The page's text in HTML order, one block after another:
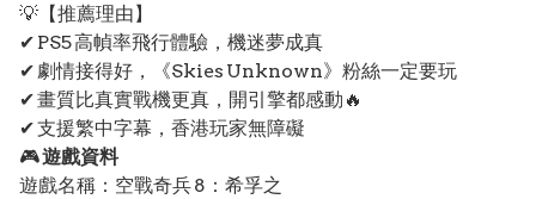
💡【推薦理由】
✔ PS5 高幀率飛行體驗，機迷夢成真
✔ 劇情接得好，《Skies Unknown》粉絲一定要玩
✔ 畫質比真實戰機更真，開引擎都感動🔥
✔ 支援繁中字幕，香港玩家無障礙
🎮遊戲資料
遊戲名稱：空戰奇兵 8：希孚之